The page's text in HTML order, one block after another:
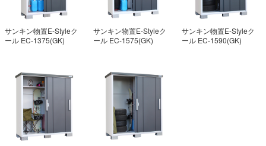
サンキン物置E-Styleク
ール EC-1375(GK)
サンキン物置E-Styleク
ール EC-1575(GK)
サンキン物置E-Styleク
ール EC-1590(GK)